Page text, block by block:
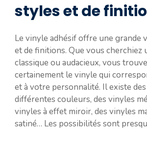
styles et de
Le vinyle adhésif offre une grande
et de finitions. Que vous cherchiez
classique ou audacieux, vous
certainement le vinyle qui
et à votre personnalité. Il existe
différentes couleurs, des vinyles
vinyles à effet miroir, des vinyles
satiné… Les possibilités sont